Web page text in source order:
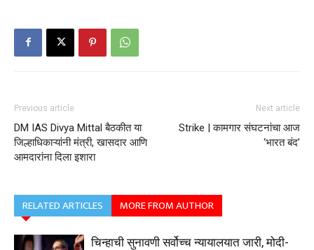
Previous article
DM IAS Divya Mittal बैठकीत या
जिल्हाधिकाऱ्यांनी मंत्री, खासदार आणि
आमदारांना दिला इशारा
Next article
Strike | कामगार संघटनांचा आज
‘भारत बंद’
RELATED ARTICLES MORE FROM AUTHOR
चिन्हाची सुनावणी सर्वोच्च न्यायालयात जारी, मोदी-